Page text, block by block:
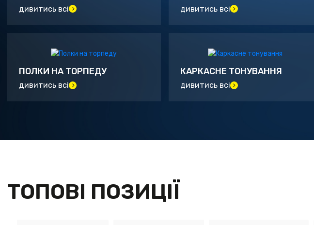
дивитись всі дивитись всі
ПОЛКИ НА ТОРПЕДУ
дивитись всі
КАРКАСНЕ ТОНУВАННЯ
дивитись всі
ТОПОВІ ПОЗИЦІЇ